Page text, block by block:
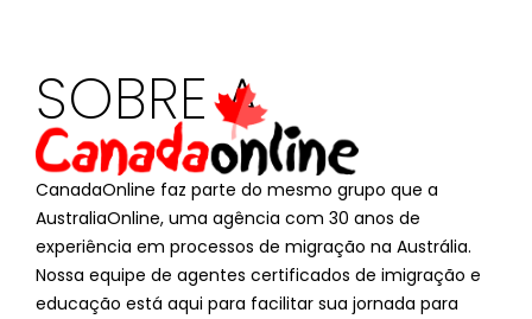
SOBRE A
CanadaOnline faz parte do mesmo grupo que a
AustraliaOnline, uma agência com 30 anos de
experiência em processos de migração na Austrália.
Nossa equipe de agentes certificados de imigração e
educação está aqui para facilitar sua jornada para